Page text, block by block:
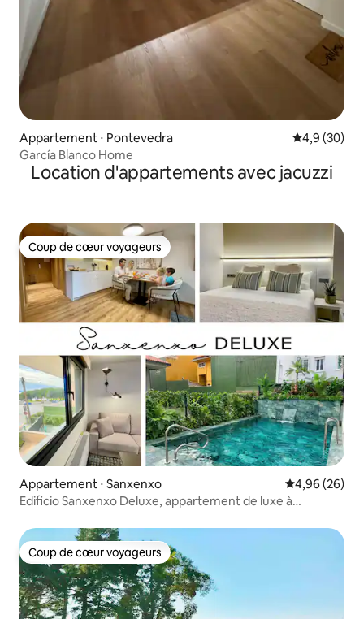
Appartement ⋅ Pontevedra Évaluation
4,9 (30)
García Blanco Home
Location d'appartements avec jacuzzi
Coup de cœur voyageurs
Coup de cœur voyageurs
Appartement ⋅ Sanxenxo Évaluation
4,96 (26)
Edificio Sanxenxo Deluxe, appartement de luxe à
Coup de cœur voyageurs
Coup de cœur voyageurs